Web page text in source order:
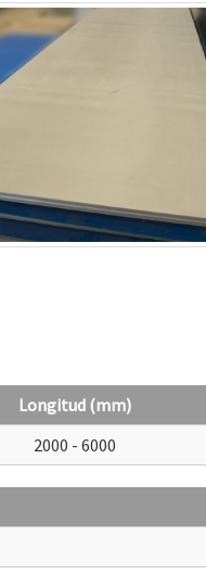
Longitud (mm)
2000 - 6000